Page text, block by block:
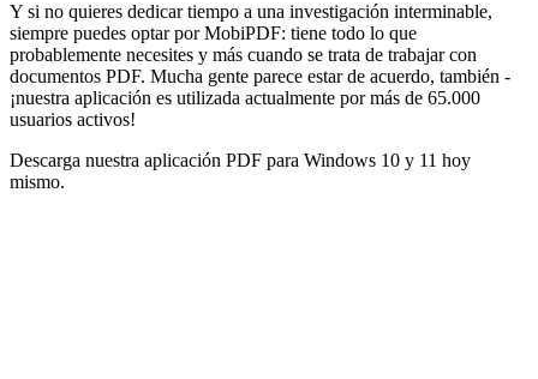
Y si no quieres dedicar tiempo a una investigación interminable,
siempre puedes optar por MobiPDF: tiene todo lo que
probablemente necesites y más cuando se trata de trabajar con
documentos PDF. Mucha gente parece estar de acuerdo, también -
¡nuestra aplicación es utilizada actualmente por más de 65.000
usuarios activos!
Descarga nuestra aplicación PDF para Windows 10 y 11 hoy
mismo.